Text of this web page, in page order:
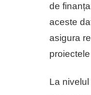
de
aceste
asigura
La